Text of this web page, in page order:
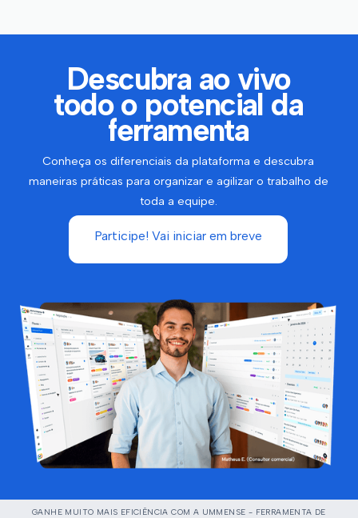
Descubra ao vivo
todo o potencial da
ferramenta
Conheça os diferenciais da plataforma e descubra
maneiras práticas para organizar e agilizar o trabalho de
toda a equipe.
Participe! Vai iniciar em breve
GANHE MUITO MAIS EFICIÊNCIA COM A UMMENSE - FERRAMENTA DE